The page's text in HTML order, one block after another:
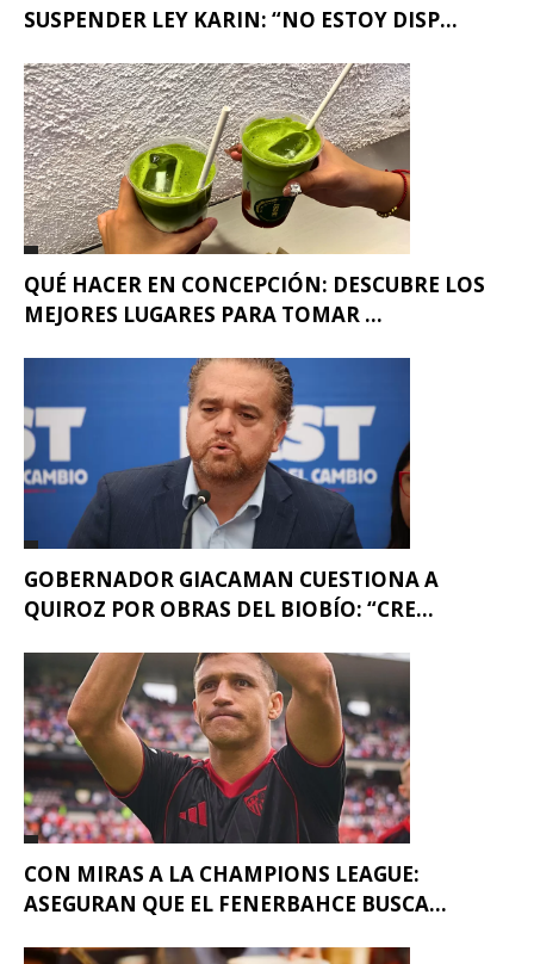
SUSPENDER LEY KARIN: “NO ESTOY DISP...
QUÉ HACER EN CONCEPCIÓN: DESCUBRE LOS
MEJORES LUGARES PARA TOMAR ...
GOBERNADOR GIACAMAN CUESTIONA A
QUIROZ POR OBRAS DEL BIOBÍO: “CRE...
CON MIRAS A LA CHAMPIONS LEAGUE:
ASEGURAN QUE EL FENERBAHCE BUSCA...